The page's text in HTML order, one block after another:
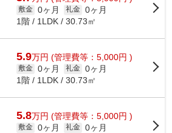
敷金 0ヶ月 礼金 0ヶ月
1階 / 1LDK / 30.73㎡
5.9万円 (管理費等：5,000円 )
敷金 0ヶ月 礼金 0ヶ月
1階 / 1LDK / 30.73㎡
5.8万円 (管理費等：5,000円 )
敷金 0ヶ月 礼金 0ヶ月